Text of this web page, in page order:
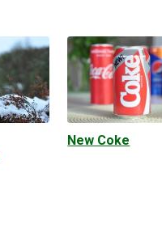
New Coke